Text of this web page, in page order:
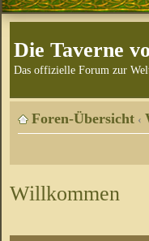
Die Taverne
Das offizielle Forum zur
Foren-Übersicht ‹
Willkommen